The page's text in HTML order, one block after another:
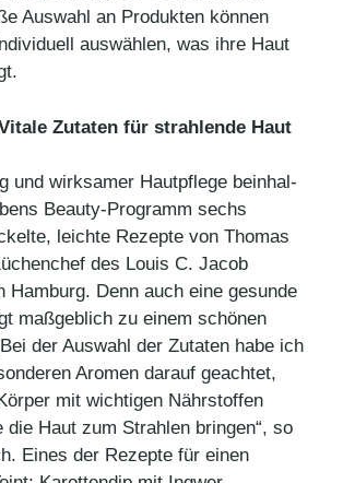
Auswahl an Produk­ten können
auswählen, was ihre Haut
Zutaten für strahlende Haut
und wirksamer Hautpflege beinhal­
Beauty-Pro­gramm sechs
leichte Rezepte von Thomas
des Louis C. Jacob
Hamburg. Denn auch eine gesunde
maßgeblich zu einem schönen
der Auswahl der Zu­taten habe ich
Aro­men darauf ge­achtet,
mit wichtigen Nähr­stoffen
die Haut zum Strahlen bringen“, so
Eines der Rezepte für einen